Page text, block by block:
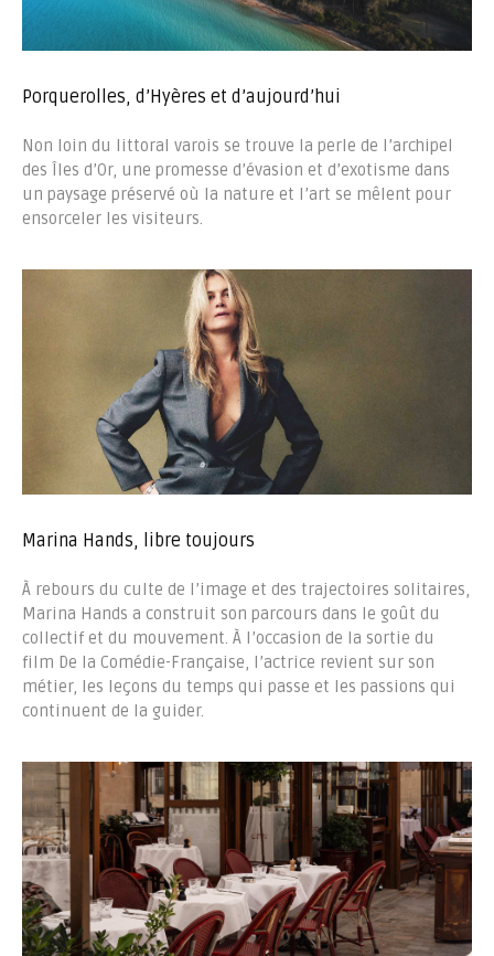
Porquerolles, d’Hyères et d’aujourd’hui
Non loin du littoral varois se trouve la perle de l’archipel
des Îles d’Or, une promesse d’évasion et d’exotisme dans
un paysage préservé où la nature et l’art se mêlent pour
ensorceler les visiteurs.
Marina Hands, libre toujours
À rebours du culte de l’image et des trajectoires solitaires,
Marina Hands a construit son parcours dans le goût du
collectif et du mouvement. À l’occasion de la sortie du
film De la Comédie-Française, l’actrice revient sur son
métier, les leçons du temps qui passe et les passions qui
continuent de la guider.